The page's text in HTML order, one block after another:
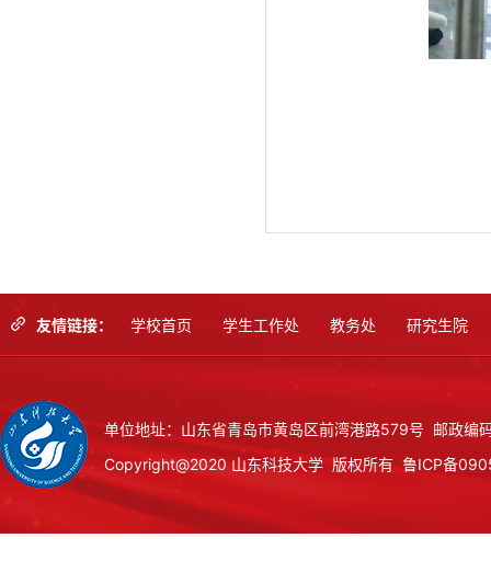
友情链接： 学校首页 学生工作处 教务处 研究生院
单位地址：山东省青岛市黄岛区前湾港路579号 邮政
Copyright@2020 山东科技大学 版权所有 鲁ICP备